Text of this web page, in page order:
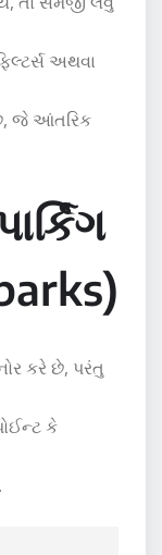
અથવા
જે આંતરિક
કરે છે, પરંતુ
કે